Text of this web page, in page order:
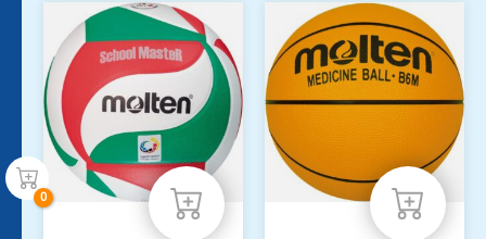
Dieses
Produkt
weist
mehrere
Varianten
Optionen
können